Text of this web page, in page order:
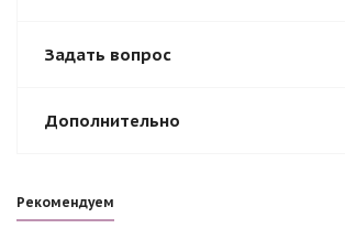
Задать вопрос
Дополнительно
Рекомендуем